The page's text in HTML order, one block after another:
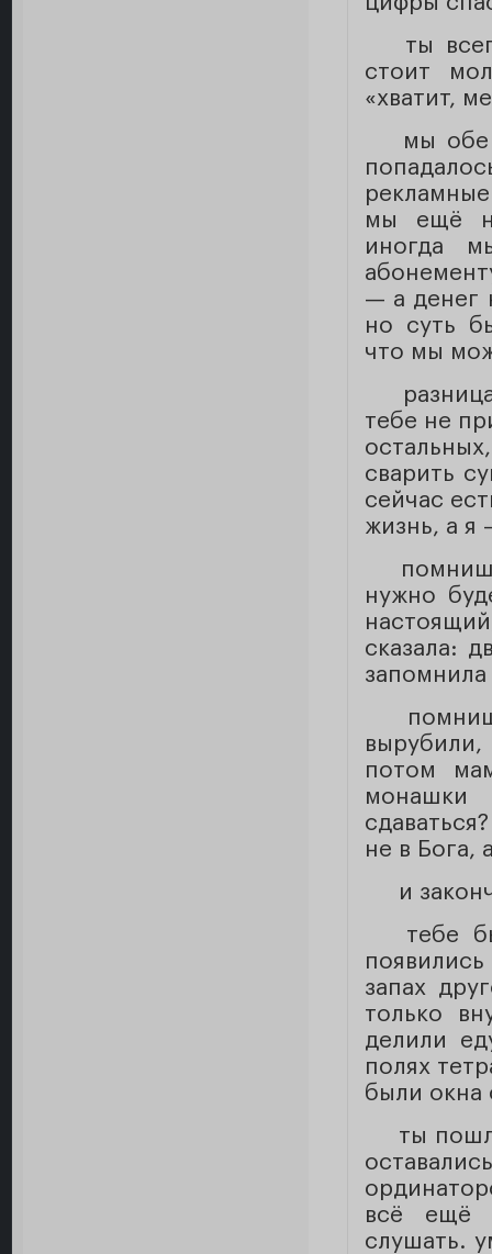
ты
стоит
«хватит,
мы обе
мы ещё
иногда
— а денег
но суть
что мы
тебе не
сварить
сейчас
жизнь, а я
нужно
сказала:
вырубили,
потом
монашки
не в Бога,
и
тебе
запах
только
делили
полях
были окна
ты
всё ещё
слушать.